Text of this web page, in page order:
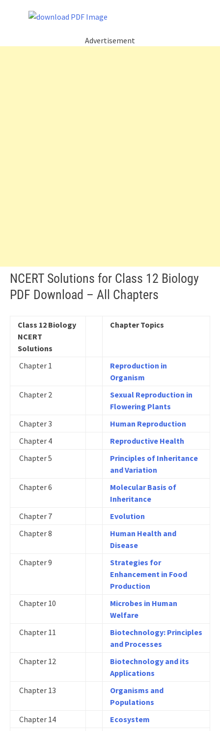
Advertisement
NCERT Solutions for Class 12 Biology
PDF Download – All Chapters
Class 12 Biology
NCERT
Solutions
Chapter Topics
Chapter 1
Reproduction in
Organism
Chapter 2
Sexual Reproduction in
Flowering Plants
Chapter 3
Human Reproduction
Chapter 4
Reproductive Health
Chapter 5
Principles of Inheritance
and Variation
Chapter 6
Molecular Basis of
Inheritance
Chapter 7
Evolution
Chapter 8
Human Health and
Disease
Chapter 9
Strategies for
Enhancement in Food
Production
Chapter 10
Microbes in Human
Welfare
Chapter 11
Biotechnology: Principles
and Processes
Chapter 12
Biotechnology and its
Applications
Chapter 13
Organisms and
Populations
Chapter 14
Ecosystem